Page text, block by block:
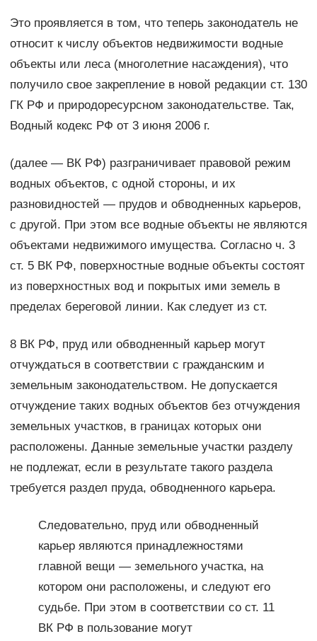
Это проявляется в том, что теперь законодатель не
относит к числу объектов недвижимости водные
объекты или леса (многолетние насаждения), что
получило свое закрепление в новой редакции ст. 130
ГК РФ и природоресурсном законодательстве. Так,
Водный кодекс РФ от 3 июня 2006 г.
(далее — ВК РФ) разграничивает правовой режим
водных объектов, с одной стороны, и их
разновидностей — прудов и обводненных карьеров,
с другой. При этом все водные объекты не являются
объектами недвижимого имущества. Согласно ч. 3
ст. 5 ВК РФ, поверхностные водные объекты состоят
из поверхностных вод и покрытых ими земель в
пределах береговой линии. Как следует из ст.
8 ВК РФ, пруд или обводненный карьер могут
отчуждаться в соответствии с гражданским и
земельным законодательством. Не допускается
отчуждение таких водных объектов без отчуждения
земельных участков, в границах которых они
расположены. Данные земельные участки разделу
не подлежат, если в результате такого раздела
требуется раздел пруда, обводненного карьера.
Следовательно, пруд или обводненный
карьер являются принадлежностями
главной вещи — земельного участка, на
котором они расположены, и следуют его
судьбе. При этом в соответствии со ст. 11
ВК РФ в пользование могут